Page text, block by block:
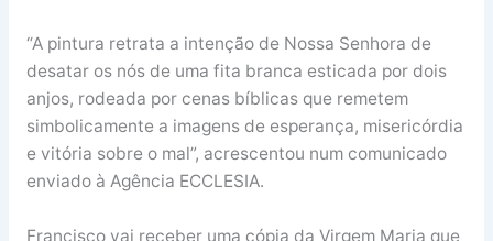
“A pintura retrata a intenção de Nossa Senhora de
desatar os nós de uma fita branca esticada por dois
anjos, rodeada por cenas bíblicas que remetem
simbolicamente a imagens de esperança, misericórdia
e vitória sobre o mal”, acrescentou num comunicado
enviado à Agência ECCLESIA.
Francisco vai receber uma cópia da Virgem Maria que